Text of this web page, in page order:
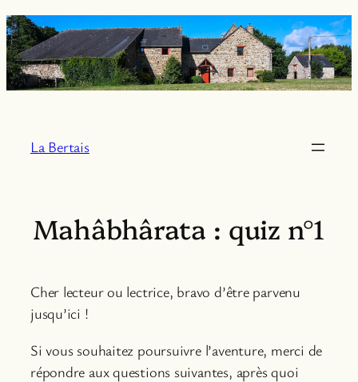
Aller
au
contenu
La Bertais
Mahâbhârata : quiz n°1
Cher lecteur ou lectrice, bravo d’être parvenu
jusqu’ici !
Si vous souhaitez poursuivre l’aventure, merci de
répondre aux questions suivantes, après quoi